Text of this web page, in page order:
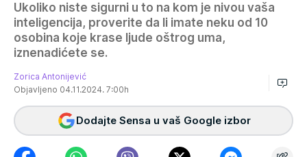
Ukoliko niste sigurni u to na kom je nivou vaša
inteligencija, proverite da li imate neku od 10
osobina koje krase ljude oštrog uma,
iznenadićete se.
Zorica Antonijević
Objavljeno 04.11.2024. 7:00h
Dodajte Sensa u vaš Google izbor